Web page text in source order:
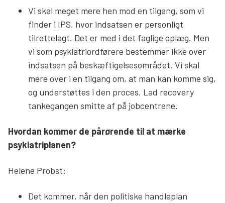
Vi skal meget mere hen mod en tilgang, som vi
finder i IPS, hvor indsatsen er personligt
tilrettelagt. Det er med i det faglige oplæg. Men
vi som psykiatriordførere bestemmer ikke over
indsatsen på beskæftigelsesområdet. Vi skal
mere over i en tilgang om, at man kan komme sig,
og understøttes i den proces. Lad recovery
tankegangen smitte af på jobcentrene.
Hvordan kommer de pårørende til at mærke
psykiatriplanen?
Helene Probst:
Det kommer, når den politiske handleplan